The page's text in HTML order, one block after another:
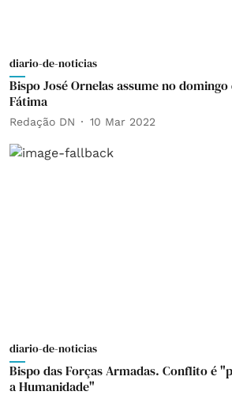
diario-de-noticias
Bispo José Ornelas assume no
Fátima
Redação DN 10 Mar 2022
diario-de-noticias
Bispo das Forças Armadas. Conflito é
a Humanidade"